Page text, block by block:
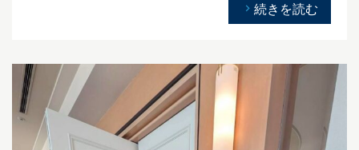
続きを読む